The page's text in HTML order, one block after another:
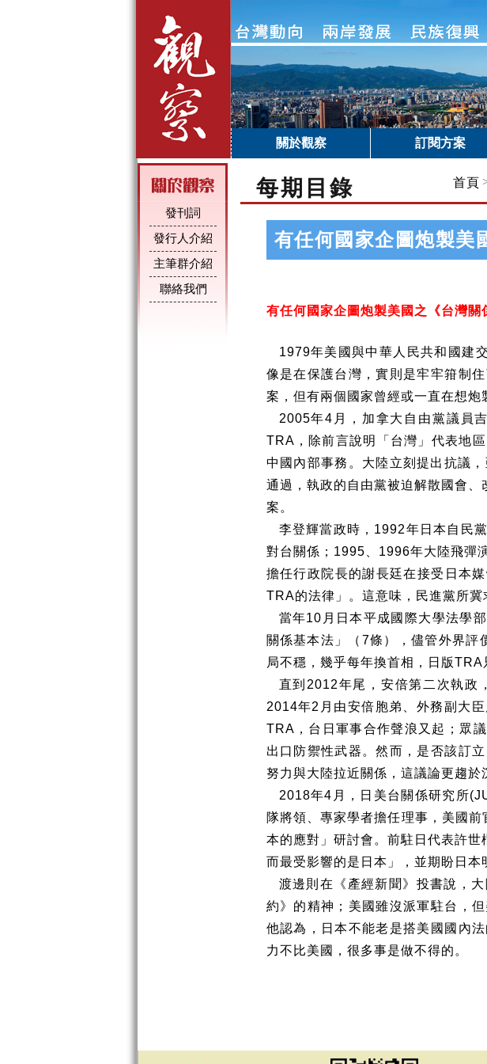
關於觀察 訂閱方案
發刊詞
發行人介紹
主筆群介紹
聯絡我們
每期目錄 首頁
有任何國家企圖炮製美
有任何國家企圖炮製美國之《台灣關
1979年美國與中華人民共和國建
像是在保護台灣，實則是牢牢箝制
案，但有兩個國家曾經或一直在想炮
2005年4 月，加拿大自由黨議員
TRA ，除前言說明「台灣」代表地
中國內部事務。大陸立刻提出抗議
通過，執政的自由黨被迫解散國會
案。
李登輝當政時， 1992年日本自民
對台關係； 1995 1996年大陸飛彈
擔任行政院長的謝長廷在接受日本
TRA的法律」。這意味，民進黨所
當年10 月日本平成國際大學法學
關係基本法」（ 7條），儘管外界評
局不穩，幾乎每年換首相，日版TRA
直到 2012年尾，安倍第二次執政
2014年2 月由安倍胞弟、外務副大
TRA ，台日軍事合作聲浪又起；眾
出口防禦性武器。然而，是否該訂
努力與大陸拉近關係，這議論更趨於
2018年4 月，日美台關係研究所
隊將領、專家學者擔任理事，美國
本的應對」研討會。前駐日代表許世
而最受影響的是日本」，並期盼日本
渡邊則在《產經新聞》投書說，
約》的精神；美國雖沒派軍駐台，
他認為，日本不能老是搭美國國內
力不比美國，很多事是做不得的。